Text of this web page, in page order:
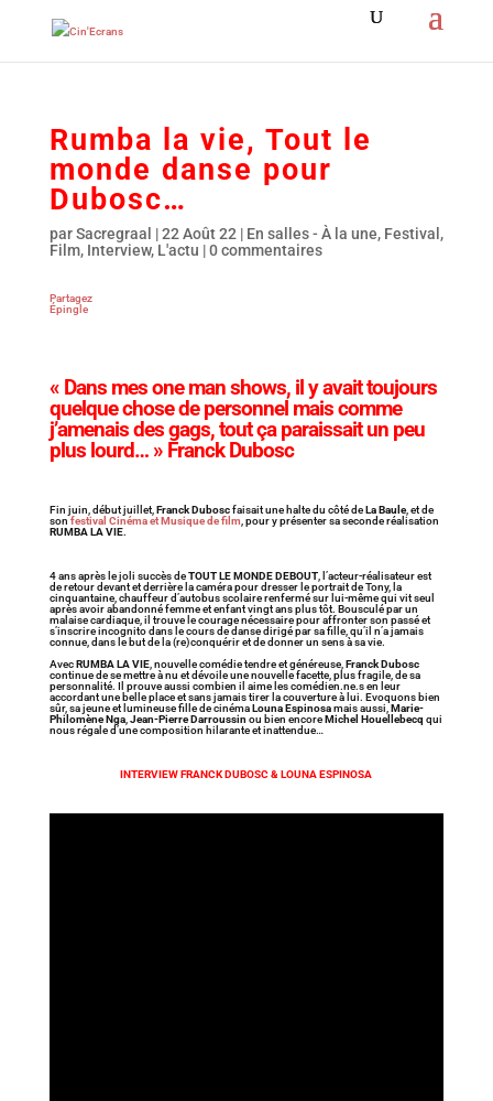
Rumba la vie, Tout le
monde danse pour
Dubosc…
parSacregraal |22 Août 22 | En salles - À la une, Festival ,
Film, Interview, L'actu |0 commentaires
Partagez
Épingle
« Dans mes one man shows, il y avait toujours
quelque chose de personnel mais comme
j’amenais des gags, tout ça paraissait un peu
plus lourd… » Franck Dubosc
Fin juin, début juillet, Franck Duboscfaisait une halte du côté deLa Baule, et de
son festival Cinéma et Musique de film , pour y présenter sa seconde réalisation
RUMBA LA VIE.
4 ans après le joli succès deTOUT LE MONDE DEBOUT, l’acteur-réalisateur est
de retour devant et derrière la caméra pour dresser le portrait de Tony, la
cinquantaine, chauffeur d’autobus scolaire renfermé sur lui-même qui vit seul
après avoir abandonné femme et enfant vingt ans plus tôt. Bousculé par un
malaise cardiaque, il trouve le courage nécessaire pour affronter son passé et
s’inscrire incognito dans le cours de danse dirigé par sa fille, qu’il n’a jamais
connue, dans le but de la (re)conquérir et de donner un sens à sa vie.
AvecRUMBA LA VIE, nouvelle comédie tendre et généreuse, Franck Dubosc
continue de se mettre à nu et dévoile une nouvelle facette, plus fragile, de sa
personnalité. Il prouve aussi combien il aime les comédien.ne.s en leur
accordant une belle place et sans jamais tirer la couverture à lui. Evoquons bien
sûr, sa jeune et lumineuse fille de cinémaLouna Espinosamais aussi, Marie-
Philomène Nga, Jean-Pierre Darroussin ou bien encoreMichel Houellebecq qui
nous régale d’une composition hilarante et inattendue…
INTERVIEW FRANCK DUBOSC & LOUNA ESPINOSA